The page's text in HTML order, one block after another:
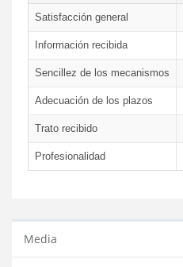
Satisfacción general
Información recibida
Sencillez de los mecanismos
Adecuación de los plazos
Trato recibido
Profesionalidad
Media